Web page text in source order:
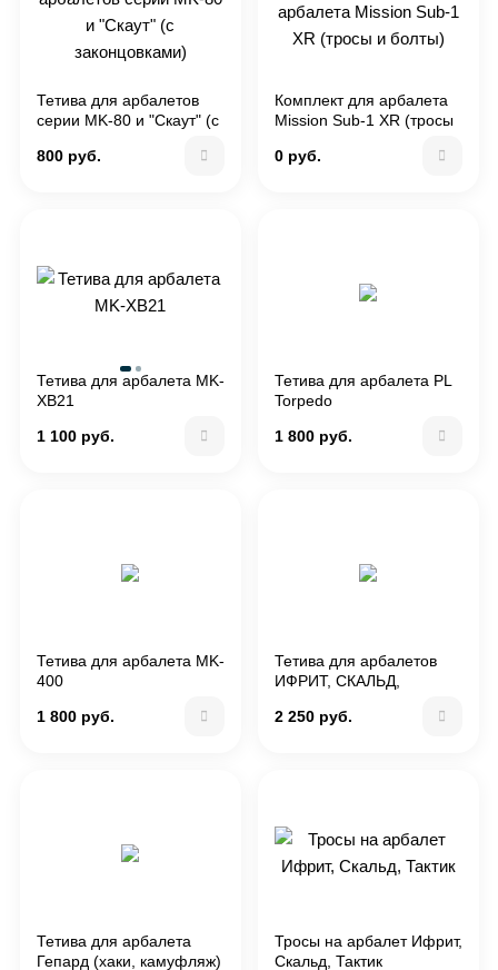
Тетива для арбалетов
серии MK-80 и "Скаут" (с
800 руб.
Комплект для арбалета
Mission Sub-1 XR (тросы
0 руб.
Тетива для арбалета MK-
XB21
1 100 руб.
Тетива для арбалета PL
Torpedo
1 800 руб.
Тетива для арбалета MK-
400
1 800 руб.
Тетива для арбалетов
ИФРИТ, СКАЛЬД,
2 250 руб.
Тетива для арбалета
Гепард (хаки, камуфляж)
Тросы на арбалет Ифрит,
Скальд, Тактик